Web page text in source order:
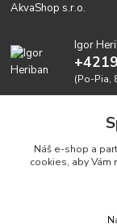
AkvaShop s.r.o.
Igor
(Po-Pia,
Náš e-shop a
cookies, aby Vám